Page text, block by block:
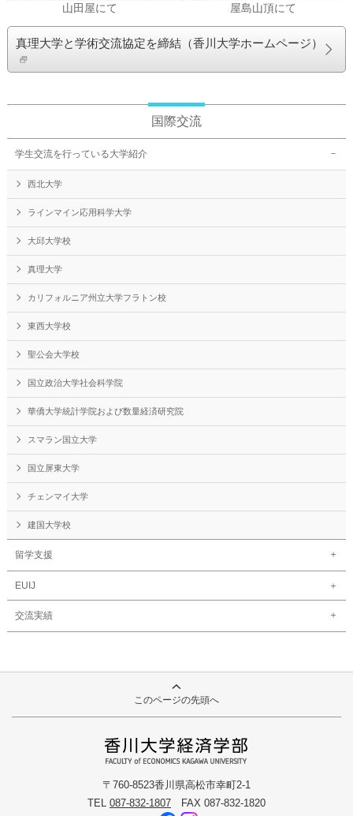
山田屋にて 屋島山頂にて
真理大学と学術交流協定を締結（香川大学ホームページ）
国際交流
学生交流を行っている大学紹介
西北大学
ラインマイン応用科学大学
大邱大学校
真理大学
カリフォルニア州立大学フラトン校
東西大学校
聖公会大学校
国立政治大学社会科学院
華僑大学統計学院および数量経済研究院
スマラン国立大学
国立屏東大学
チェンマイ大学
建国大学校
留学支援
EUIJ
交流実績
このページの先頭へ
〒760-8523香川県高松市幸町2-1
TEL 087-832-1807 FAX 087-832-1820